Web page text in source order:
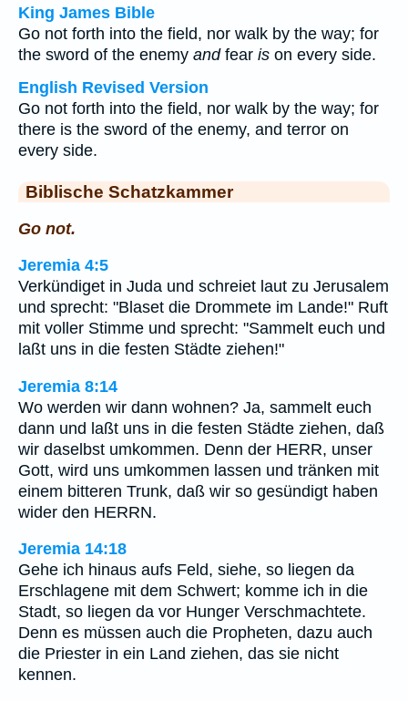
King James Bible
Go not forth into the field, nor walk by the way; for
the sword of the enemy andfear is on every side.
English Revised Version
Go not forth into the field, nor walk by the way; for
there is the sword of the enemy, and terror on
every side.
Biblische Schatzkammer
Go not.
Jeremia 4:5
Verkündiget in Juda und schreiet laut zu Jerusalem
und sprecht: "Blaset die Drommete im Lande!" Ruft
mit voller Stimme und sprecht: "Sammelt euch und
laßt uns in die festen Städte ziehen!"
Jeremia 8:14
Wo werden wir dann wohnen? Ja, sammelt euch
dann und laßt uns in die festen Städte ziehen, daß
wir daselbst umkommen. Denn der HERR, unser
Gott, wird uns umkommen lassen und tränken mit
einem bitteren Trunk, daß wir so gesündigt haben
wider den HERRN.
Jeremia 14:18
Gehe ich hinaus aufs Feld, siehe, so liegen da
Erschlagene mit dem Schwert; komme ich in die
Stadt, so liegen da vor Hunger Verschmachtete.
Denn es müssen auch die Propheten, dazu auch
die Priester in ein Land ziehen, das sie nicht
kennen.